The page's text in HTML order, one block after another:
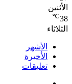
الأثنين
38
℃
الثلاثاء
الأشهر
الأخيرة
تعليقات